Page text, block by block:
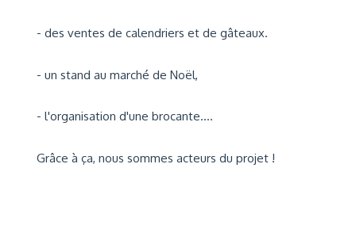
- des ventes de calendriers et de gâteaux.
- un stand au marché de Noël,
- l'organisation d'une brocante....
Grâce à ça, nous sommes acteurs du projet !